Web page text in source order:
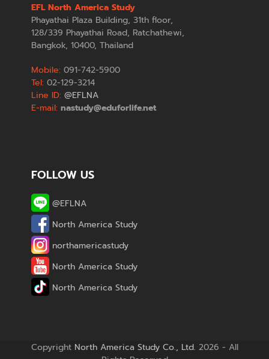
EFL North America Study
Phayathai Plaza Building, 31th floor,
128/339 Phayathai Road, Ratchathewi,
Bangkok, 10400, Thailand
Mobile: 091-742-5900
Tel: 02-129-3214
Line ID: @EFLNA
E-mail: nastudy@eduforlife.net
FOLLOW US
@EFLNA
North America Study
northamericastudy
North America Study
North America Study
Copyright North America Study Co., Ltd. 2026 - All